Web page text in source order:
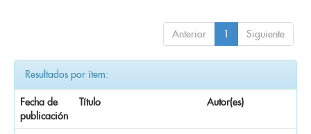
Anterior 1 Siguiente
Resultados por ítem:
Fecha de
publicación
Título Autor(es)